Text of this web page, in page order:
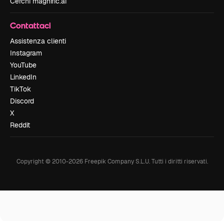
Contattaci
Assistenza clienti
Instagram
YouTube
LinkedIn
TikTok
Discord
X
Reddit
Copyright © 2010-2026Freepik Company S.L.U. Tutti i diritti riservati.